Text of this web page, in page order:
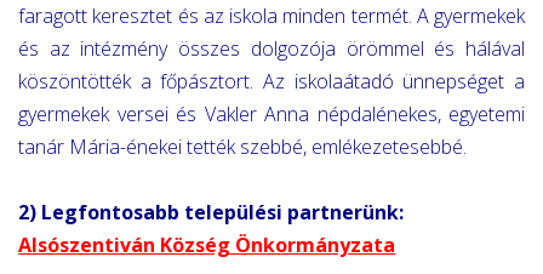
faragott keresztet és az iskola minden termét. A gyermekek
és az intézmény összes dolgozója örömmel és hálával
köszöntötték a főpásztort. Az iskolaátadó ünnepséget a
gyermekek versei és Vakler Anna népdalénekes, egyetemi
tanár Mária-énekei tették szebbé, emlékezetesebbé.
2) Legfontosabb települési partnerünk:
Alsószentiván Község Önkormányzata